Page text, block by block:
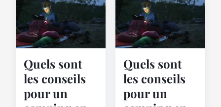
Quels sont
les conseils
pour un
Quels sont
les conseils
pour un